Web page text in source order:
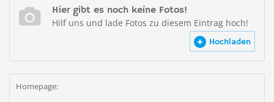
Hier gibt es noch keine Fotos!
Hilf uns und lade Fotos zu diesem Eintrag hoch!
Hochladen
Homepage: